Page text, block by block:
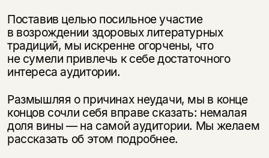
Поставив целью посильное участие
в возрождении здоровых литературных
традиций, мы искренне огорчены, что
не сумели привлечь к себе достаточного
интереса аудитории.
Размышляя о причинах неудачи, мы в конце
концов сочли себя вправе сказать: немалая
доля вины — на самой аудитории. Мы желаем
рассказать об этом подробнее.